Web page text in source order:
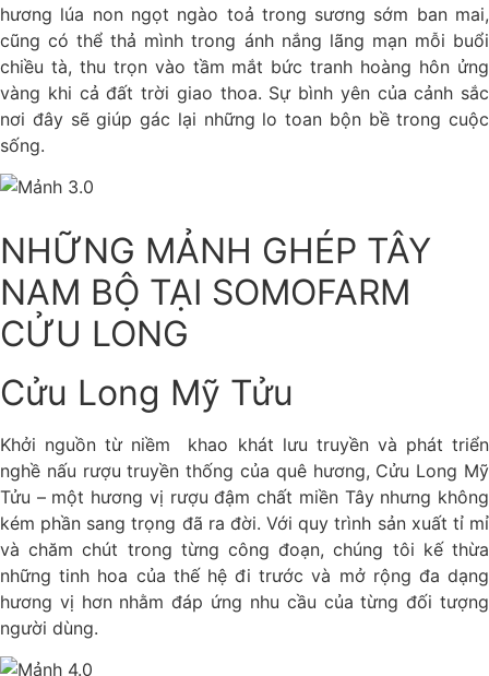
hương lúa non ngọt ngào toả trong sương sớm ban mai,
cũng có thể thả mình trong ánh nắng lãng mạn mỗi buổi
chiều tà, thu trọn vào tầm mắt bức tranh hoàng hôn ửng
vàng khi cả đất trời giao thoa. Sự bình yên của cảnh sắc
nơi đây sẽ giúp gác lại những lo toan bộn bề trong cuộc
sống.
NHỮNG MẢNH GHÉP TÂY
NAM BỘ TẠI SOMOFARM
CỬU LONG
Cửu Long Mỹ Tửu
Khởi nguồn từ niềm khao khát lưu truyền và phát triển
nghề nấu rượu truyền thống của quê hương, Cửu Long Mỹ
Tửu – một hương vị rượu đậm chất miền Tây nhưng không
kém phần sang trọng đã ra đời. Với quy trình sản xuất tỉ mỉ
và chăm chút trong từng công đoạn, chúng tôi kế thừa
những tinh hoa của thế hệ đi trước và mở rộng đa dạng
hương vị hơn nhằm đáp ứng nhu cầu của từng đối tượng
người dùng.